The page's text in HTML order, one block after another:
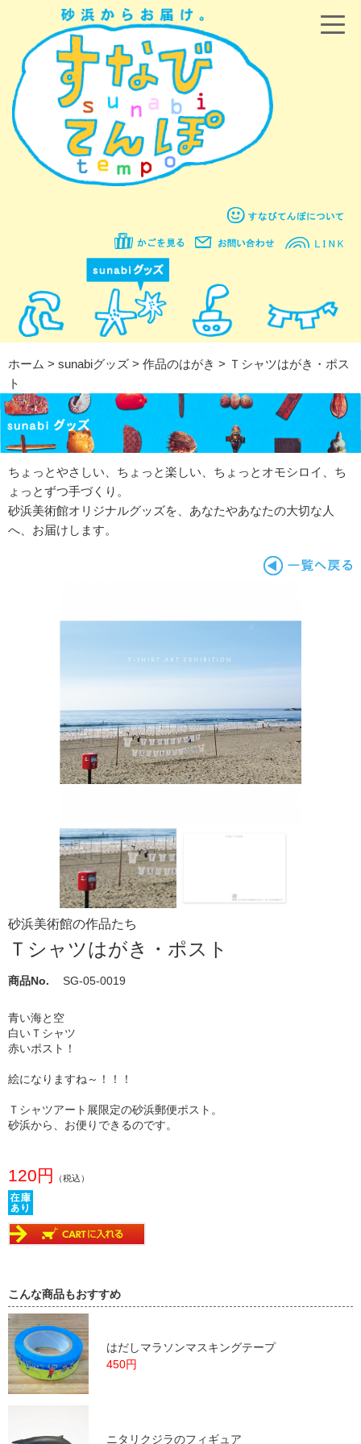
ホーム > sunabiグッズ > 作品のはがき > Ｔシャツはがき・ポス
ト
ちょっとやさしい、ちょっと楽しい、ちょっとオモシロイ、ち
ょっとずつ手づくり。
砂浜美術館オリジナルグッズを、あなたやあなたの大切な人
へ、お届けします。
砂浜美術館の作品たち
Ｔシャツはがき・ポスト
商品No. SG-05-0019
青い海と空
白いＴシャツ
赤いポスト！
絵になりますね～！！！
Ｔシャツアート展限定の砂浜郵便ポスト。
砂浜から、お便りできるのです。
120円 （税込）
こんな商品もおすすめ
はだしマラソンマスキングテープ
450円
ニタリクジラのフィギュア